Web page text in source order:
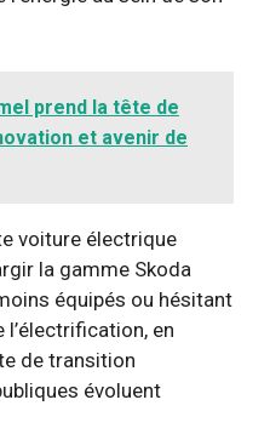
prend la tête de
et avenir de
voiture électrique
la gamme Skoda
équipés ou hésitant
en
de transition
évoluent